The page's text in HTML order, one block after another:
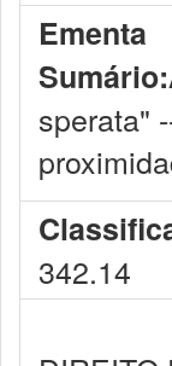
Ementa
Sumário:
sperata"
342.14